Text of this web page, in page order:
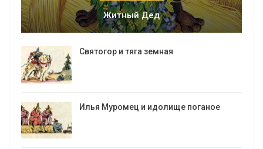
Житный Дед
Святогор и тяга земная
Илья Муромец и идолище поганое